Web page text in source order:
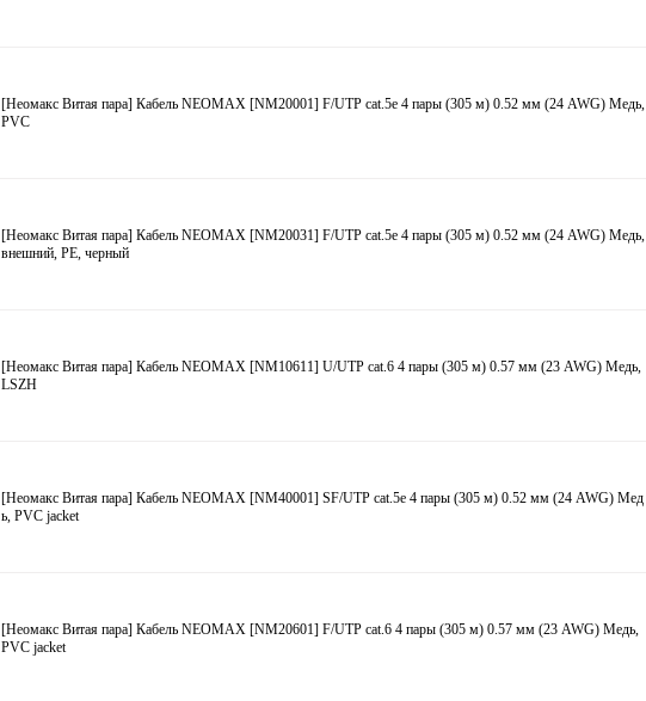
[Неомакс Витая пара] Кабель NEOMAX [NM20001] F/UTP cat.5e 4 пары (305 м) 0.52 мм (24 AWG) Медь,
PVC
[Неомакс Витая пара] Кабель NEOMAX [NM20031] F/UTP cat.5e 4 пары (305 м) 0.52 мм (24 AWG) Медь,
внешний, PE, черный
[Неомакс Витая пара] Кабель NEOMAX [NM10611] U/UTP cat.6 4 пары (305 м) 0.57 мм (23 AWG) Медь,
LSZH
[Неомакс Витая пара] Кабель NEOMAX [NM40001] SF/UTP cat.5e 4 пары (305 м) 0.52 мм (24 AWG) Мед
ь, PVC jacket
[Неомакс Витая пара] Кабель NEOMAX [NM20601] F/UTP cat.6 4 пары (305 м) 0.57 мм (23 AWG) Медь,
PVC jacket